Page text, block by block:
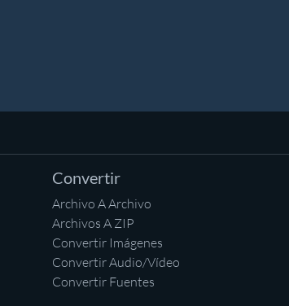
Convertir
Archivo A Archivo
Archivos A ZIP
Convertir Imágenes
Convertir Audio/Vídeo
Convertir Fuentes